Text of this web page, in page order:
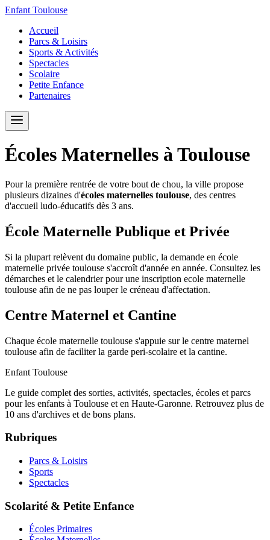
Enfant Toulouse
Accueil
Parcs & Loisirs
Sports & Activités
Spectacles
Scolaire
Petite Enfance
Partenaires
Écoles Maternelles à Toulouse
Pour la première rentrée de votre bout de chou, la ville propose
plusieurs dizaines d'écoles maternelles toulouse, des centres
d'accueil ludo-éducatifs dès 3 ans.
École Maternelle Publique et Privée
Si la plupart relèvent du domaine public, la demande en école
maternelle privée toulouse s'accroît d'année en année. Consultez les
démarches et le calendrier pour une inscription ecole maternelle
toulouse afin de ne pas louper le créneau d'affectation.
Centre Maternel et Cantine
Chaque école maternelle toulouse s'appuie sur le centre maternel
toulouse afin de faciliter la garde peri-scolaire et la cantine.
Enfant Toulouse
Le guide complet des sorties, activités, spectacles, écoles et parcs
pour les enfants à Toulouse et en Haute-Garonne. Retrouvez plus de
10 ans d'archives et de bons plans.
Rubriques
Parcs & Loisirs
Sports
Spectacles
Scolarité & Petite Enfance
Écoles Primaires